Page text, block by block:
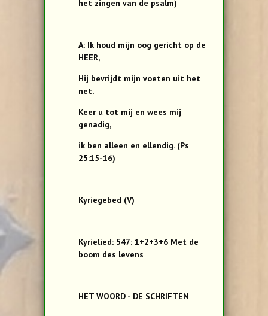
het zingen van de psalm)
A: Ik houd mijn oog gericht op de
HEER,
Hij bevrijdt mijn voeten uit het
net.
Keer u tot mij en wees mij
genadig,
ik ben alleen en ellendig. (Ps
25:15-16)
Kyriegebed (V)
Kyrielied: 547: 1+2+3+6 Met de
boom des levens
HET WOORD - DE SCHRIFTEN